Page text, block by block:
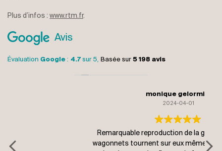
Plus d’infos : www.rtm.fr.
Avis
Remarquable reproduction de la grotte en outre les
wagonnets tournent sur eux mêmes permettant ainsi
Évaluation Google : 4.7 sur 5, Basée sur 5 198 avis